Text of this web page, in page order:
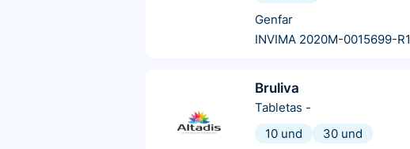
Genfar
INVIMA 2020M-0015699-R1
Bruliva
Tabletas -
10 und
30 und